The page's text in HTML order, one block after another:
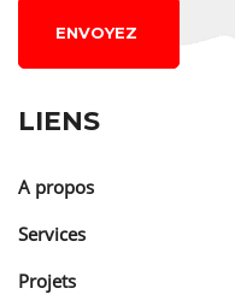
ENVOYEZ
LIENS
A propos
Services
Projets